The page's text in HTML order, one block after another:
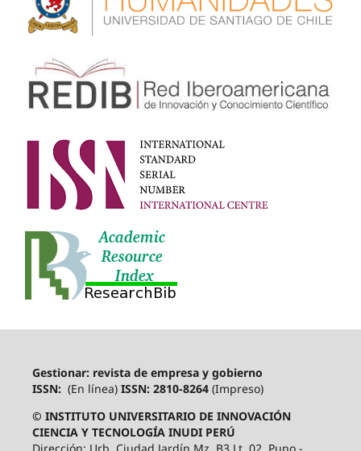
Gestionar: revista de empresa y gobierno
ISSN: (En línea) ISSN: 2810-8264 (Impreso)
© INSTITUTO UNIVERSITARIO DE INNOVACIÓN
CIENCIA Y TECNOLOGÍA INUDI PERÚ